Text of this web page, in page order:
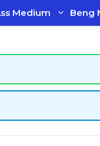
Medium Beng